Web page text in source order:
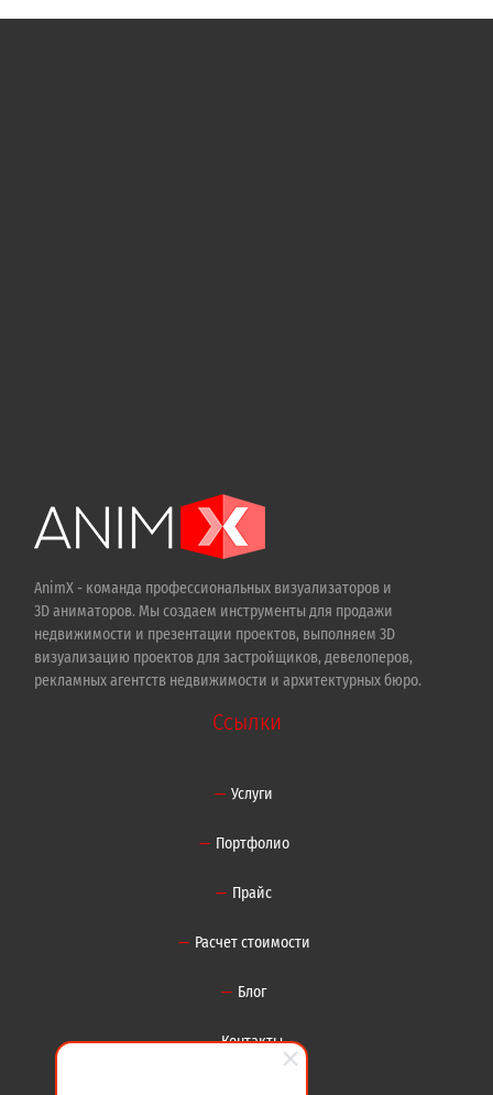
AnimX - команда профессиональных визуализаторов и
3D аниматоров. Мы создаем инструменты для продажи
недвижимости и презентации проектов, выполняем 3D
визуализацию проектов для застройщиков, девелоперов,
рекламных агентств недвижимости и архитектурных бюро.
Ссылки
Услуги
Портфолио
Прайс
Расчет стоимости
Блог
Контакты